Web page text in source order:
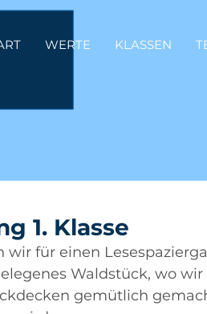
WERTE KLASSEN
1. Klasse
wir für einen
Waldstück, wo
gemütlich